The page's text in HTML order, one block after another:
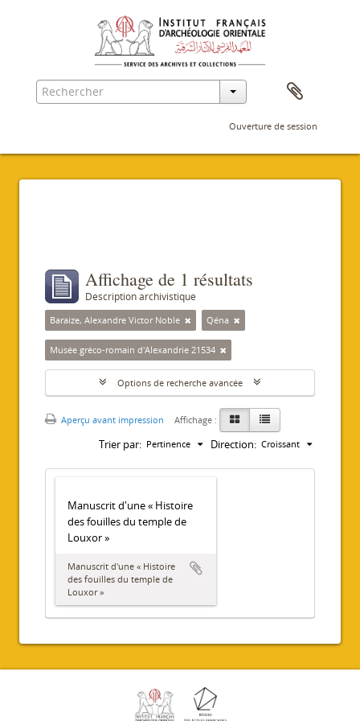
Ouverture de session
Affichage de 1 résultats
Description archivistique
Baraize, Alexandre Victor Noble Qéna
Musée gréco-romain d'Alexandrie 21534
Options de recherche avancée
Aperçu avant impression Affichage :
Trier par: Pertinence Direction: Croissant
Manuscrit d'une « Histoire
des fouilles du temple de
Louxor »
Manuscrit d'une « Histoire
des fouilles du temple de
Louxor »